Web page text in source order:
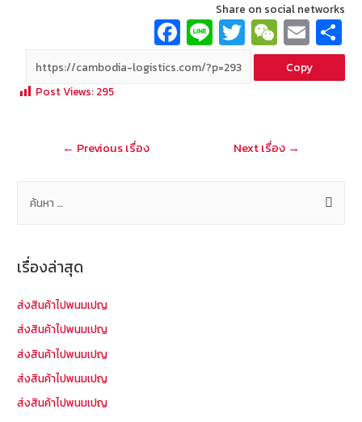
Share on social networks
Fa
ce
b
Li
n
e
T
wi
tt
W
e
C
at
E
m
ai
Copy
Post Views: 295
แนะแนว
← Previous เรื่อง Next เรื่อง →
ห
รั
เรื่องล่าสุด
ส่งสินค้าไปพนมเปญ
ส่งสินค้าไปพนมเปญ
ส่งสินค้าไปพนมเปญ
ส่งสินค้าไปพนมเปญ
ส่งสินค้าไปพนมเปญ